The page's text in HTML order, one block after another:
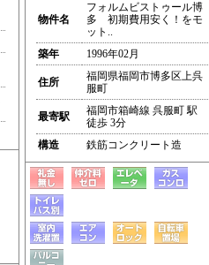
物件名
フォルムビストゥール博
多 初期費用安く！をモ
ット..
築年
1996年02月
住所
福岡県福岡市博多区上呉
服町
最寄駅
福岡市箱崎線 呉服町 駅
徒歩 3分
構造
鉄筋コンクリート造